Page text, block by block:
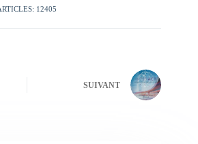
12405
SUIVANT